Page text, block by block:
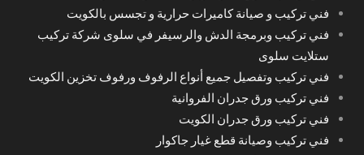
فني تركيب و صيانة كاميرات حرارية و تجسس بالكويت
فني تركيب وبرمجة الدش والرسيفر في سلوى شركة تركيب
ستلايت سلوى
فني تركيب وتفصيل جميع أنواع الرفوف ورفوف تخزين الكويت
فني تركيب ورق جدران الفروانية
فني تركيب ورق جدران الكويت
فني تركيب وصيانة قطع غيار جاكوار